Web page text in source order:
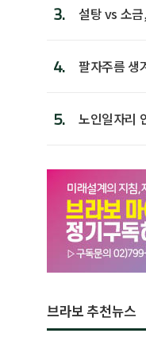
3. 설탕 vs 소
4. 팔자주름 생
5.
노인일자리
브라보 추천뉴스